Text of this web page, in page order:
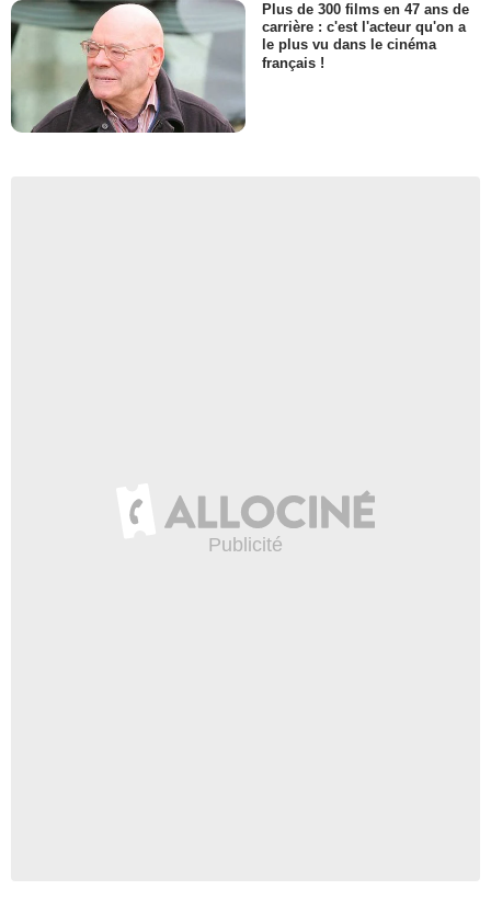
Plus de 300 films en 47 ans de
carrière : c'est l'acteur qu'on a
le plus vu dans le cinéma
français !